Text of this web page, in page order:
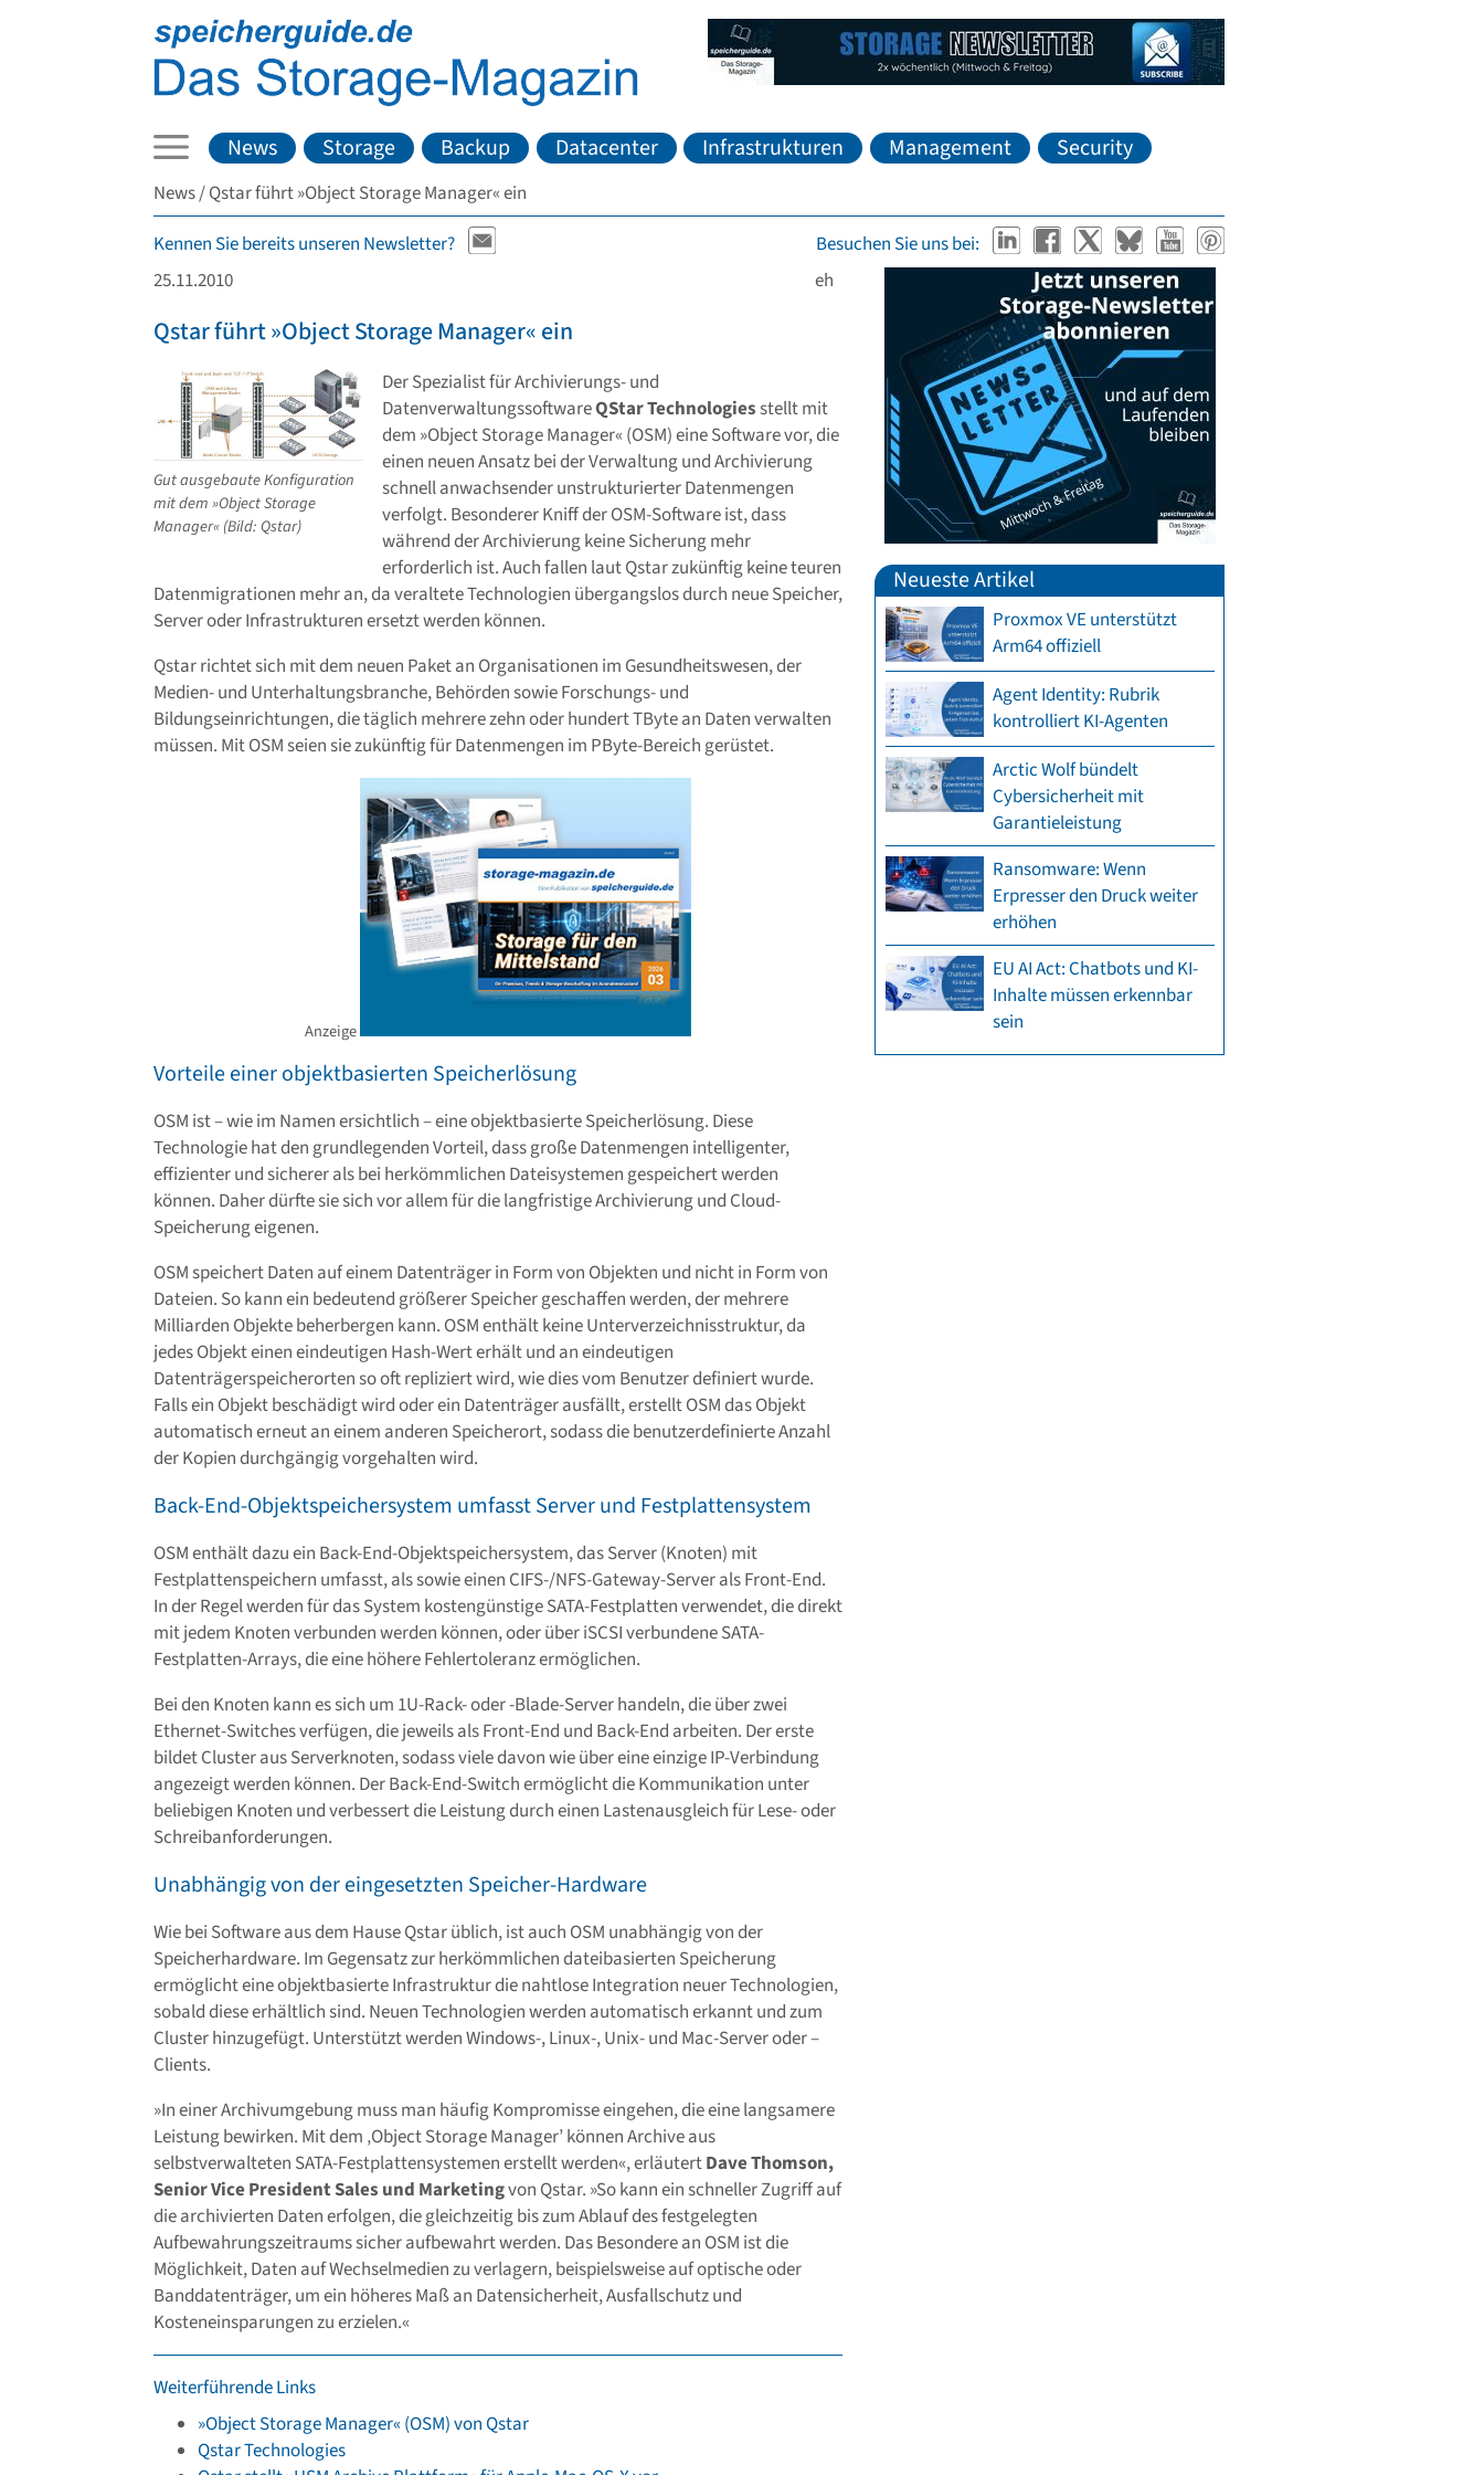
News Storage Backup Datacenter Infrastrukturen Management Security
News Qstar führt »Object Storage Manager« ein
Kennen Sie bereits unseren Newsletter?
Besuchen Sie uns bei:
25.11.2010
eh
Qstar führt »Object Storage Manager« ein
Gut ausgebaute Konfiguration
mit dem »Object Storage
Manager« (Bild: Qstar)
Der Spezialist für Archivierungs- und
DatenverwaltungssoftwareQStar Technologiesstellt mit
dem »Object Storage Manager« (OSM) eine Software vor, die
einen neuen Ansatz bei der Verwaltung und Archivierung
schnell anwachsender unstrukturierter Datenmengen
verfolgt. Besonderer Kniff der OSM-Software ist, dass
während der Archivierung keine Sicherung mehr
erforderlich ist. Auch fallen laut Qstar zukünftig keine teuren
Datenmigrationen mehr an, da veraltete Technologien übergangslos durch neue Speicher,
Server oder Infrastrukturen ersetzt werden können.
Qstar richtet sich mit dem neuen Paket an Organisationen im Gesundheitswesen, der
Medien- und Unterhaltungsbranche, Behörden sowie Forschungs- und
Bildungseinrichtungen, die täglich mehrere zehn oder hundert TByte an Daten verwalten
müssen. Mit OSM seien sie zukünftig für Datenmengen im PByte-Bereich gerüstet.
Anzeige
Vorteile einer objektbasierten Speicherlösung
OSM ist – wie im Namen ersichtlich – eine objektbasierte Speicherlösung. Diese
Technologie hat den grundlegenden Vorteil, dass große Datenmengen intelligenter,
effizienter und sicherer als bei herkömmlichen Dateisystemen gespeichert werden
können. Daher dürfte sie sich vor allem für die langfristige Archivierung und Cloud-
Speicherung eigenen.
OSM speichert Daten auf einem Datenträger in Form von Objekten und nicht in Form von
Dateien. So kann ein bedeutend größerer Speicher geschaffen werden, der mehrere
Milliarden Objekte beherbergen kann. OSM enthält keine Unterverzeichnisstruktur, da
jedes Objekt einen eindeutigen Hash-Wert erhält und an eindeutigen
Datenträgerspeicherorten so oft repliziert wird, wie dies vom Benutzer definiert wurde.
Falls ein Objekt beschädigt wird oder ein Datenträger ausfällt, erstellt OSM das Objekt
automatisch erneut an einem anderen Speicherort, sodass die benutzerdefinierte Anzahl
der Kopien durchgängig vorgehalten wird.
Back-End-Objektspeichersystem umfasst Server und Festplattensystem
OSM enthält dazu ein Back-End-Objektspeichersystem, das Server (Knoten) mit
Festplattenspeichern umfasst, als sowie einen CIFS-/NFS-Gateway-Server als Front-End.
In der Regel werden für das System kostengünstige SATA-Festplatten verwendet, die direkt
mit jedem Knoten verbunden werden können, oder über iSCSI verbundene SATA-
Festplatten-Arrays, die eine höhere Fehlertoleranz ermöglichen.
Bei den Knoten kann es sich um 1U-Rack- oder -Blade-Server handeln, die über zwei
Ethernet-Switches verfügen, die jeweils als Front-End und Back-End arbeiten. Der erste
bildet Cluster aus Serverknoten, sodass viele davon wie über eine einzige IP-Verbindung
angezeigt werden können. Der Back-End-Switch ermöglicht die Kommunikation unter
beliebigen Knoten und verbessert die Leistung durch einen Lastenausgleich für Lese- oder
Schreibanforderungen.
Unabhängig von der eingesetzten Speicher-Hardware
Wie bei Software aus dem Hause Qstar üblich, ist auch OSM unabhängig von der
Speicherhardware. Im Gegensatz zur herkömmlichen dateibasierten Speicherung
ermöglicht eine objektbasierte Infrastruktur die nahtlose Integration neuer Technologien,
sobald diese erhältlich sind. Neuen Technologien werden automatisch erkannt und zum
Cluster hinzugefügt. Unterstützt werden Windows-, Linux-, Unix- und Mac-Server oder –
Clients.
»In einer Archivumgebung muss man häufig Kompromisse eingehen, die eine langsamere
Leistung bewirken. Mit dem ‚Object Storage Manager’ können Archive aus
selbstverwalteten SATA-Festplattensystemen erstellt werden«, erläutertDave Thomson,
Senior Vice President Sales und Marketingvon Qstar. »So kann ein schneller Zugriff auf
die archivierten Daten erfolgen, die gleichzeitig bis zum Ablauf des festgelegten
Aufbewahrungszeitraums sicher aufbewahrt werden. Das Besondere an OSM ist die
Möglichkeit, Daten auf Wechselmedien zu verlagern, beispielsweise auf optische oder
Banddatenträger, um ein höheres Maß an Datensicherheit, Ausfallschutz und
Kosteneinsparungen zu erzielen.«
Weiterführende Links
»Object Storage Manager« (OSM) von Qstar
Qstar Technologies
Neueste Artikel
Proxmox VE unterstützt
Arm64 offiziell
Agent Identity: Rubrik
kontrolliert KI-Agenten
Arctic Wolf bündelt
Cybersicherheit mit
Garantieleistung
Ransomware: Wenn
Erpresser den Druck weiter
erhöhen
EU AI Act: Chatbots und KI-
Inhalte müssen erkennbar
sein